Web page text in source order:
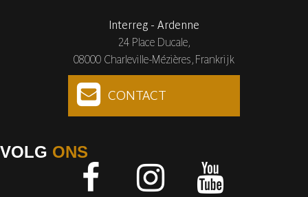
Interreg - Ardenne
24 Place Ducale,
08000 Charleville-Mézières, Frankrijk
CONTACT
VOLG ONS